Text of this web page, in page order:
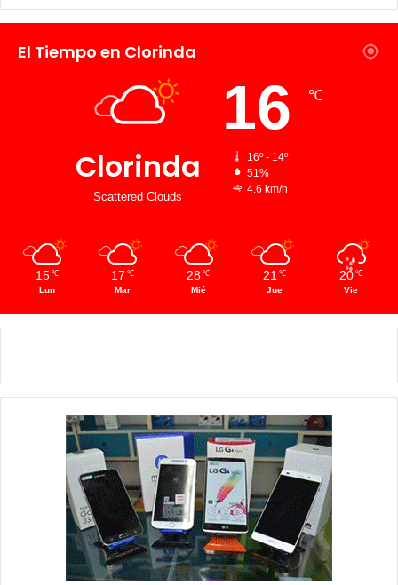
El Tiempo en Clorinda
Clorinda
Scattered Clouds
16 ℃
16º - 14º
51%
4.6 km/h
15 ℃
Lun
17 ℃
Mar
28 ℃
Mié
21 ℃
Jue
20 ℃
Vie